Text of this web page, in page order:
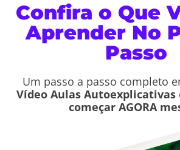
Confira o Que
Aprender No
Passo
Um passo a passo completo
Vídeo Aulas Autoexplicativas
começar AGORA